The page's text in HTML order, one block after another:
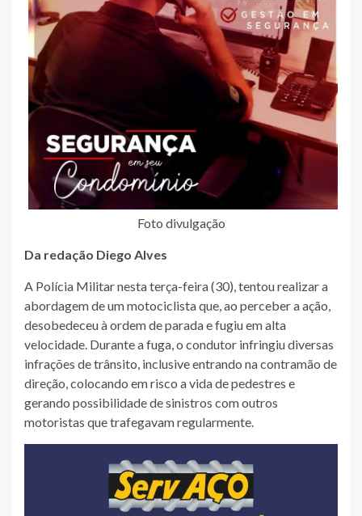
Foto divulgação
Da redação Diego Alves
A Polícia Militar nesta terça-feira (30), tentou realizar a
abordagem de um motociclista que, ao perceber a ação,
desobedeceu à ordem de parada e fugiu em alta
velocidade. Durante a fuga, o condutor infringiu diversas
infrações de trânsito, inclusive entrando na contramão de
direção, colocando em risco a vida de pedestres e
gerando possibilidade de sinistros com outros
motoristas que trafegavam regularmente.